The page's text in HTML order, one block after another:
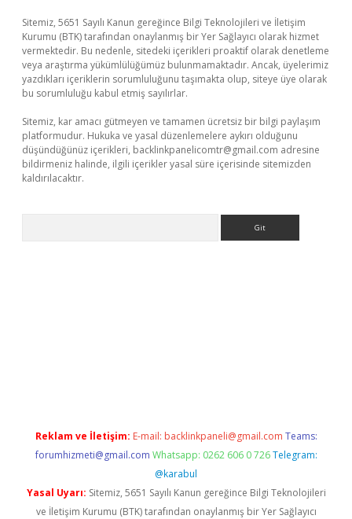
Sitemiz, 5651 Sayılı Kanun gereğince Bilgi Teknolojileri ve İletişim
Kurumu (BTK) tarafından onaylanmış bir Yer Sağlayıcı olarak hizmet
vermektedir. Bu nedenle, sitedeki içerikleri proaktif olarak denetleme
veya araştırma yükümlülüğümüz bulunmamaktadır. Ancak, üyelerimiz
yazdıkları içeriklerin sorumluluğunu taşımakta olup, siteye üye olarak
bu sorumluluğu kabul etmiş sayılırlar.
Sitemiz, kar amacı gütmeyen ve tamamen ücretsiz bir bilgi paylaşım
platformudur. Hukuka ve yasal düzenlemelere aykırı olduğunu
düşündüğünüz içerikleri, backlinkpanelicomtr@gmail.com adresine
bildirmeniz halinde, ilgili içerikler yasal süre içerisinde sitemizden
kaldırılacaktır.
Reklam ve İletişim: E-mail: backlinkpaneli@gmail.com Teams:
forumhizmeti@gmail.com Whatsapp: 0262 606 0 726 Telegram:
@karabul
Yasal Uyarı: Sitemiz, 5651 Sayılı Kanun gereğince Bilgi Teknolojileri
ve İletişim Kurumu (BTK) tarafından onaylanmış bir Yer Sağlayıcı